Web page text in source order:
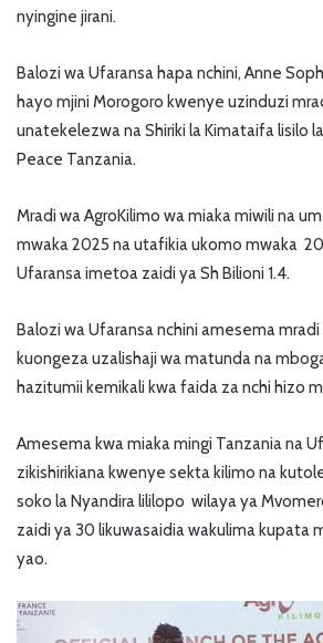
nyingine jirani.
Balozi wa Ufaransa hapa nchini, Anne
hayo mjini Morogoro kwenye uzinduzi
unatekelezwa na Shiriki la Kimataifa lisilo
Peace Tanzania.
Mradi wa AgroKilimo wa miaka miwili na
mwaka 2025 na utafikia ukomo mwaka
Ufaransa imetoa zaidi ya Sh Bilioni 1.4.
Balozi wa Ufaransa nchini amesema
kuongeza uzalishaji wa matunda na
hazitumii kemikali kwa faida za nchi hizo
Amesema kwa miaka mingi Tanzania na
zikishirikiana kwenye sekta kilimo na
soko la Nyandira lililopo wilaya ya
zaidi ya 30 likuwasaidia wakulima kupata
yao.